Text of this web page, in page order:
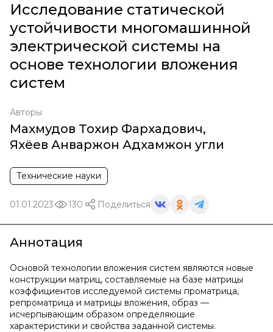
Исследование статической
устойчивости многомашинной
электрической системы на
основе технологии вложения
систем
Авторы
Махмудов Тохир Фархадович,
Яхёев Анваржон Адхамжон угли
Технические науки
01.01.2023 130 Поделиться
Аннотация
Основой технологии вложения систем являются новые
конструкции матриц, составляемые на базе матрицы
коэффициентов исследуемой системы проматрица,
репроматрица и матрицы вложения, образ —
исчерпывающим образом определяющие
характеристики и свойства заданной системы.